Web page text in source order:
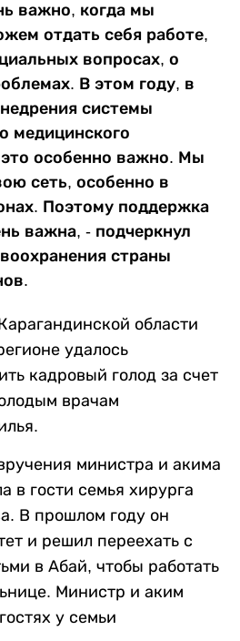
важно, когда мы
отдать себя работе,
вопросах, о
В этом году, в
системы
медицинского
это особенно важно. Мы
сеть, особенно в
Поэтому поддержка
важна, - подчеркнул
страны
области
удалось
кадровый голод за счет
врачам
министра и акима
в гости семья хирурга
В прошлом году он
и решил переехать с
в Абай, чтобы работать
Министр и аким
у семьи